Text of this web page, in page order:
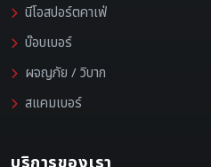
นีโอสปอร์ตคาเฟ่
บ๊อบเบอร์
ผจญภัย / วิบาก
สแคมเบอร์